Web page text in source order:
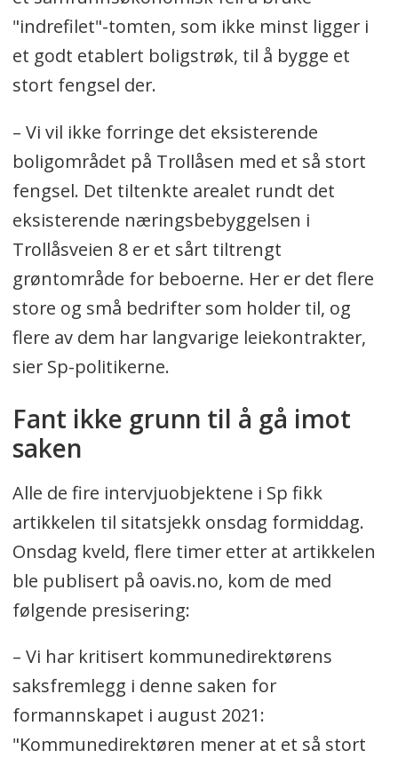
"indrefilet"-tomten, som ikke minst ligger i
et godt etablert boligstrøk, til å bygge et
stort fengsel der.
– Vi vil ikke forringe det eksisterende
boligområdet på Trollåsen med et så stort
fengsel. Det tiltenkte arealet rundt det
eksisterende næringsbebyggelsen i
Trollåsveien 8 er et sårt tiltrengt
grøntområde for beboerne. Her er det flere
store og små bedrifter som holder til, og
flere av dem har langvarige leiekontrakter,
sier Sp-politikerne.
Fant ikke grunn til å gå imot
saken
Alle de fire intervjuobjektene i Sp fikk
artikkelen til sitatsjekk onsdag formiddag.
Onsdag kveld, flere timer etter at artikkelen
ble publisert på oavis.no, kom de med
følgende presisering:
– Vi har kritisert kommunedirektørens
saksfremlegg i denne saken for
formannskapet i august 2021:
"Kommunedirektøren mener at et så stort